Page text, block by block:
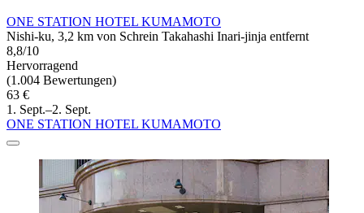
ONE STATION HOTEL KUMAMOTO
Nishi-ku, 3,2 km von Schrein Takahashi Inari-jinja entfernt
8,8/10
Hervorragend
(1.004 Bewertungen)
63 €
1. Sept.–2. Sept.
ONE STATION HOTEL KUMAMOTO